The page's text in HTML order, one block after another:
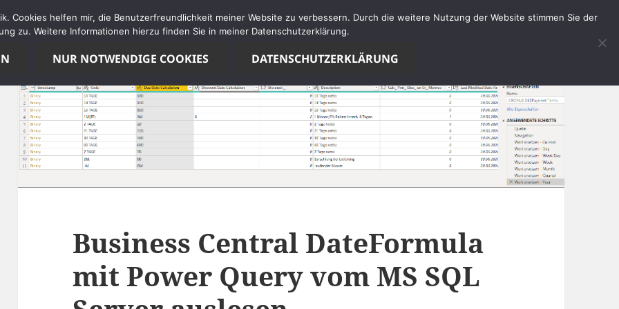
Business Central DateFormula
mit Power Query vom MS SQL
Cookies helfen mir, die Benutzerfreundlichkeit meiner Website zu verbessern. Durch die weitere Nutzung der Website stimmen Sie der
zu. Weitere Informationen hierzu finden Sie in meiner Datenschutzerklärung.
NUR NOTWENDIGE COOKIES DATENSCHUTZERKLÄRUNG